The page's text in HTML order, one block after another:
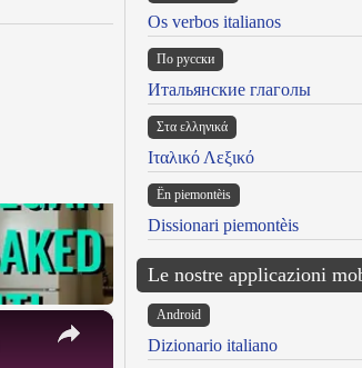
×
Os verbos italianos
По русски
Итальянские глаголы
Στα ελληνικά
Ιταλικό Λεξικό
Ën piemontèis
Dissionari piemontèis
Le nostre applicazioni
Android
Dizionario italiano